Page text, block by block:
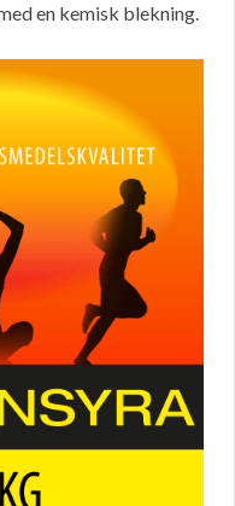
en kemisk blekning.